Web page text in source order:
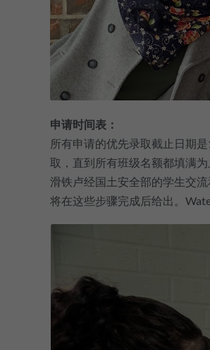
申请时间表：
所有申请的优先录取截止日期
取，直到所有班级名额都填满为
滑铁卢经国土安全部的学生交
将在这些步骤完成后给出。